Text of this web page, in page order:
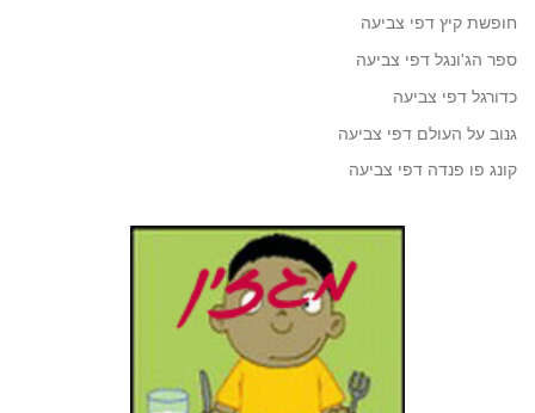
חופשת קיץ דפי צביעה
ספר הג'ונגל דפי צביעה
כדורגל דפי צביעה
גנוב על העולם דפי צביעה
קונג פו פנדה דפי צביעה